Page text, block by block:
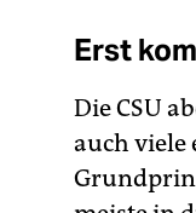
Erst
Die CSU
auch viele